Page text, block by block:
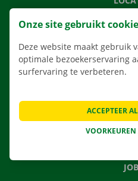
APP
Onze site gebruikt
Deze website maakt gebruik
optimale bezoekerservaring
surfervaring te verbeteren.
ACCEPTEER